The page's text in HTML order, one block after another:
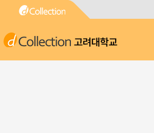
고려대학교